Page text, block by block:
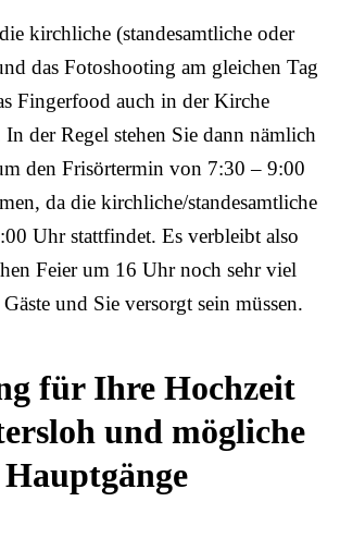
kirchliche (standesamtliche oder
das Fotoshooting am gleichen Tag
Fingerfood auch in der Kirche
der Regel stehen Sie dann nämlich
den Frisörtermin von 7:30 – 9:00
da die kirchliche/standesamtliche
Uhr stattfindet. Es verbleibt also
Feier um 16 Uhr noch sehr viel
und Sie versorgt sein müssen.
für Ihre Hochzeit
und mögliche
Hauptgänge